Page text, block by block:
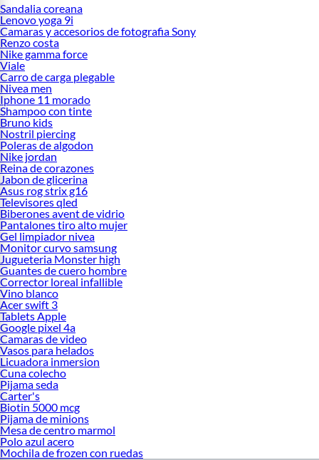
Sandalia coreana
Lenovo yoga 9i
Camaras y accesorios de fotografia Sony
Renzo costa
Nike gamma force
Viale
Carro de carga plegable
Nivea men
Iphone 11 morado
Shampoo con tinte
Bruno kids
Nostril piercing
Poleras de algodon
Nike jordan
Reina de corazones
Jabon de glicerina
Asus rog strix g16
Televisores qled
Biberones avent de vidrio
Pantalones tiro alto mujer
Gel limpiador nivea
Monitor curvo samsung
Jugueteria Monster high
Guantes de cuero hombre
Corrector loreal infallible
Vino blanco
Acer swift 3
Tablets Apple
Google pixel 4a
Camaras de video
Vasos para helados
Licuadora inmersion
Cuna colecho
Pijama seda
Carter's
Biotin 5000 mcg
Pijama de minions
Mesa de centro marmol
Polo azul acero
Mochila de frozen con ruedas